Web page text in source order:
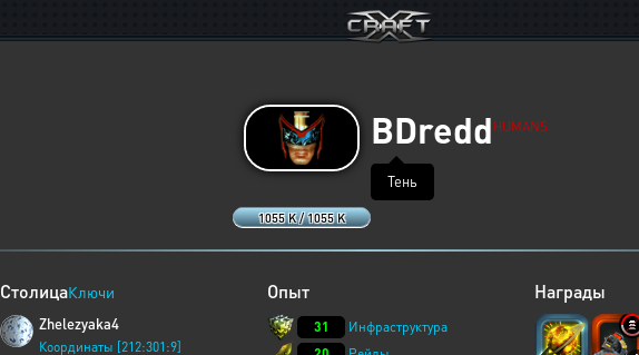
1055 K / 1055 K
BDredd HUMANS
Тень
СтолицаКлючи
Zhelezyaka4
Координаты [212:301:9]
Опыт
31
Инфраструктура
Награды